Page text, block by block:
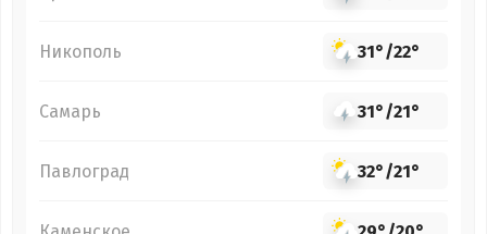
Никополь 31°/22°
Самарь 31°/21°
Павлоград 32°/21°